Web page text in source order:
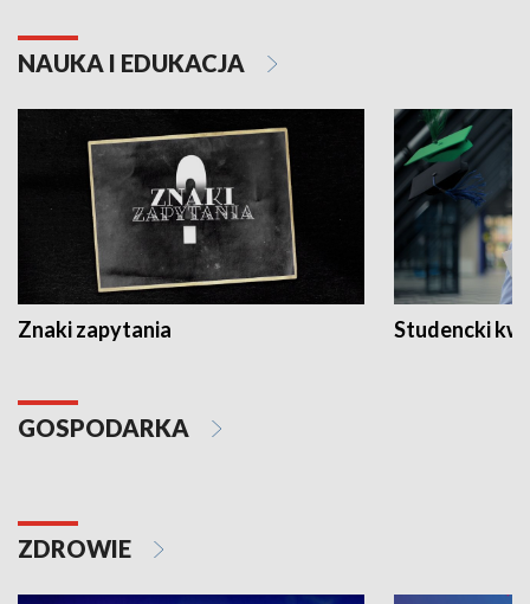
NAUKA I EDUKACJA
Znaki zapytania Studencki
GOSPODARKA
ZDROWIE